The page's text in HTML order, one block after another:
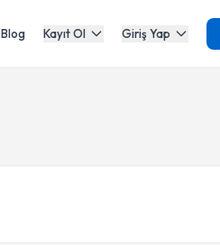
Blog Kayıt Ol Giriş Yap